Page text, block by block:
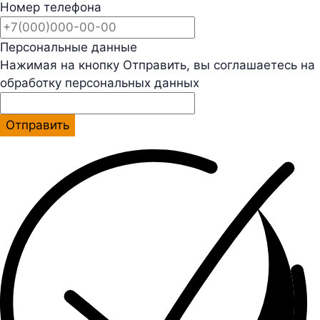
Номер телефона
Персональные данные
Нажимая на кнопку Отправить, вы соглашаетесь на
обработку персональных данных
Отправить